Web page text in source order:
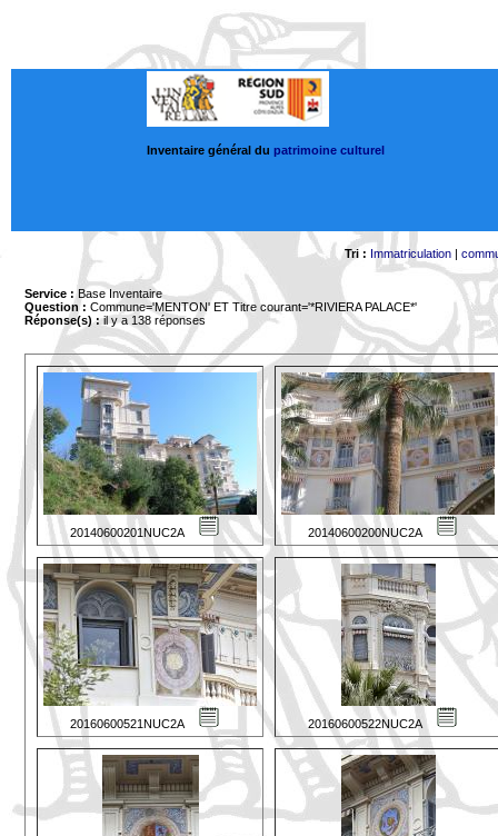
Inventaire général du patrimoine culturel
Tri : Immatriculation|
Service : Base Inventaire
Question : Commune='MENTON' ET Titre courant='*RIVIERA PALACE*'
Réponse(s) :il y a 138 réponses
20140600201NUC2A 20140600200NUC2A
20160600521NUC2A 20160600522NUC2A